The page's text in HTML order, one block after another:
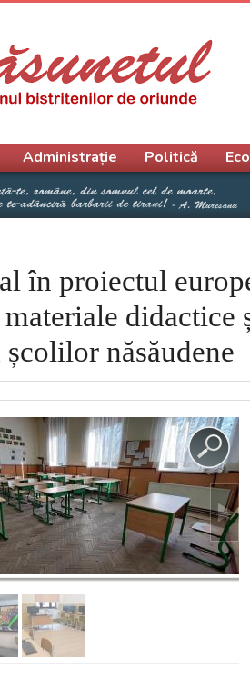
în proiectul
didactice
năsăudene
Administrație Politică